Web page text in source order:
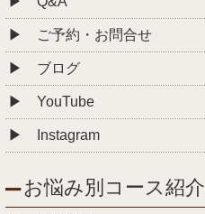
ご予約・お問合せ
ブログ
YouTube
Instagram
お悩み別コース紹介